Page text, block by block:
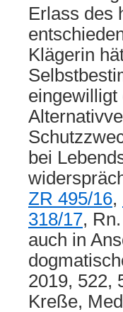
Erlass des
Klägerin
bei
ZR 495/16,
318/17,
auch in
2019, 522,
Kreße,